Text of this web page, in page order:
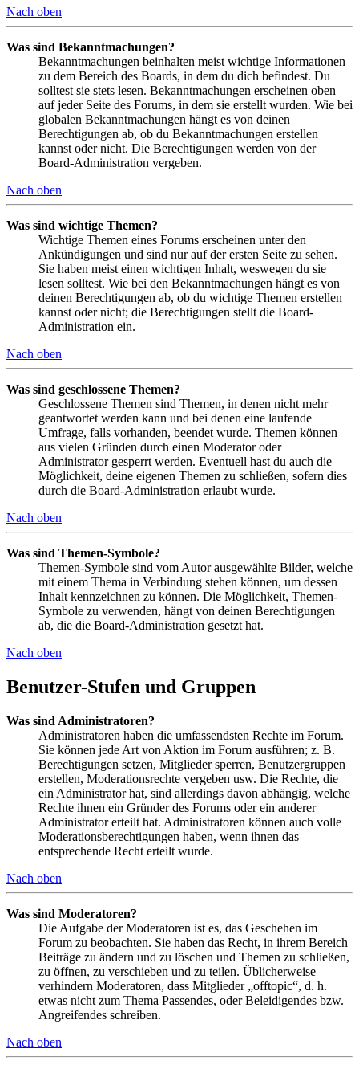
Nach oben
Was sind Bekanntmachungen?
Bekanntmachungen beinhalten meist wichtige Informationen
zu dem Bereich des Boards, in dem du dich befindest. Du
solltest sie stets lesen. Bekanntmachungen erscheinen oben
auf jeder Seite des Forums, in dem sie erstellt wurden. Wie bei
globalen Bekanntmachungen hängt es von deinen
Berechtigungen ab, ob du Bekanntmachungen erstellen
kannst oder nicht. Die Berechtigungen werden von der
Board-Administration vergeben.
Nach oben
Was sind wichtige Themen?
Wichtige Themen eines Forums erscheinen unter den
Ankündigungen und sind nur auf der ersten Seite zu sehen.
Sie haben meist einen wichtigen Inhalt, weswegen du sie
lesen solltest. Wie bei den Bekanntmachungen hängt es von
deinen Berechtigungen ab, ob du wichtige Themen erstellen
kannst oder nicht; die Berechtigungen stellt die Board-
Administration ein.
Nach oben
Was sind geschlossene Themen?
Geschlossene Themen sind Themen, in denen nicht mehr
geantwortet werden kann und bei denen eine laufende
Umfrage, falls vorhanden, beendet wurde. Themen können
aus vielen Gründen durch einen Moderator oder
Administrator gesperrt werden. Eventuell hast du auch die
Möglichkeit, deine eigenen Themen zu schließen, sofern dies
durch die Board-Administration erlaubt wurde.
Nach oben
Was sind Themen-Symbole?
Themen-Symbole sind vom Autor ausgewählte Bilder, welche
mit einem Thema in Verbindung stehen können, um dessen
Inhalt kennzeichnen zu können. Die Möglichkeit, Themen-
Symbole zu verwenden, hängt von deinen Berechtigungen
ab, die die Board-Administration gesetzt hat.
Nach oben
Benutzer-Stufen und Gruppen
Was sind Administratoren?
Administratoren haben die umfassendsten Rechte im Forum.
Sie können jede Art von Aktion im Forum ausführen; z. B.
Berechtigungen setzen, Mitglieder sperren, Benutzergruppen
erstellen, Moderationsrechte vergeben usw. Die Rechte, die
ein Administrator hat, sind allerdings davon abhängig, welche
Rechte ihnen ein Gründer des Forums oder ein anderer
Administrator erteilt hat. Administratoren können auch volle
Moderationsberechtigungen haben, wenn ihnen das
entsprechende Recht erteilt wurde.
Nach oben
Was sind Moderatoren?
Die Aufgabe der Moderatoren ist es, das Geschehen im
Forum zu beobachten. Sie haben das Recht, in ihrem Bereich
Beiträge zu ändern und zu löschen und Themen zu schließen,
zu öffnen, zu verschieben und zu teilen. Üblicherweise
verhindern Moderatoren, dass Mitglieder „offtopic“, d. h.
etwas nicht zum Thema Passendes, oder Beleidigendes bzw.
Angreifendes schreiben.
Nach oben